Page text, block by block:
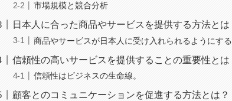
市場規模と競合分析
日本人に合った商品やサービスを提供する方法とは
商品やサービスが日本人に受け入れられるようにす
信頼性の高いサービスを提供することの重要性とは
信頼性はビジネスの生命線。
顧客とのコミュニケーションを促進する方法とは？